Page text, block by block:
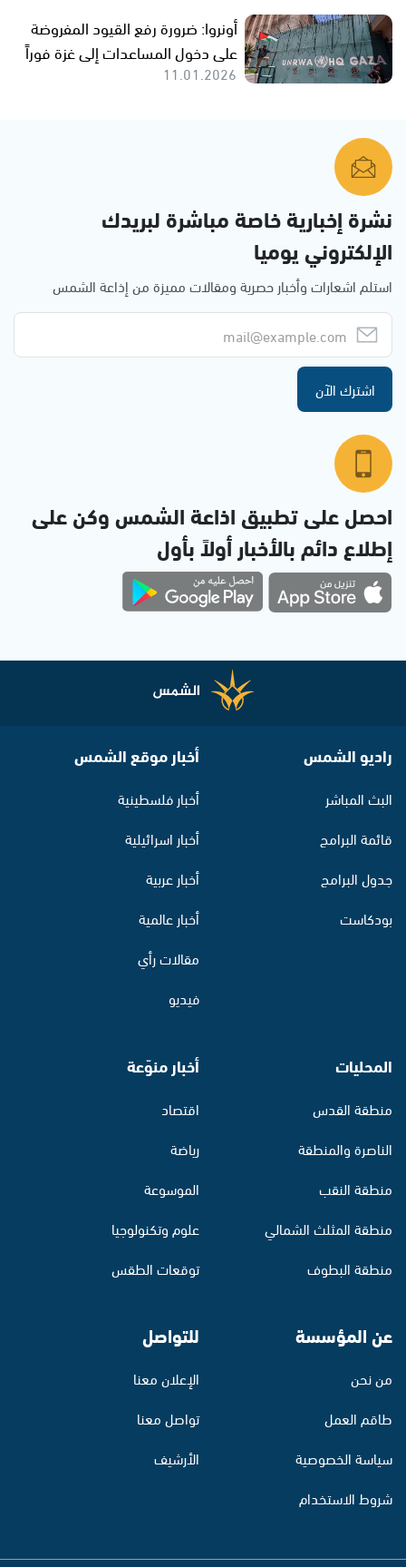
أونروا: ضرورة رفع القيود المفروضة
على دخول المساعدات إلى غزة فوراً
11.01.2026
نشرة إخبارية خاصة مباشرة لبريدك
الإلكتروني يوميا
استلم اشعارات وأخبار حصرية ومقالات مميزة من إذاعة الشمس
اشترك الآن
احصل على تطبيق اذاعة الشمس وكن على
إطلاع دائم بالأخبار أولاً بأول
راديو الشمس
البث المباشر
قائمة البرامج
جدول البرامج
بودكاست
أخبار موقع الشمس
أخبار فلسطينية
أخبار اسرائيلية
أخبار عربية
أخبار عالمية
مقالات رأي
فيديو
المحليات
منطقة القدس
الناصرة والمنطقة
منطقة النقب
منطقة المثلث الشمالي
منطقة البطوف
أخبار منوّعة
اقتصاد
رياضة
الموسوعة
علوم وتكنولوجيا
توقعات الطقس
عن المؤسسة
من نحن
طاقم العمل
سياسة الخصوصية
شروط الاستخدام
للتواصل
الإعلان معنا
تواصل معنا
الأرشيف